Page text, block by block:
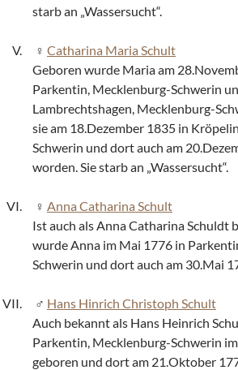
starb an „Wassersucht“.
Catharina Maria Schult
Geboren wurde Maria am
Parkentin, Mecklenburg-Schwerin
Lambrechtshagen, Mecklenburg-
sie am 18.Dezember 1835 in
Schwerin und dort auch am
worden. Sie starb an „Wassersucht“.
Anna Catharina Schult
Ist auch als Anna Catharina Schuldt
wurde Anna im Mai 1776 in
Schwerin und dort auch am 30.Mai
Hans Hinrich Christoph Schult
Auch bekannt als Hans Heinrich
Parkentin, Mecklenburg-Schwerin
geboren und dort am 21.Oktober